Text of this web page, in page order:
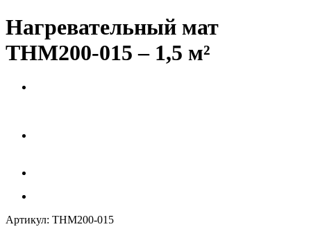
Нагревательный мат
THM200-015 – 1,5 м²
Артикул: THM200-015